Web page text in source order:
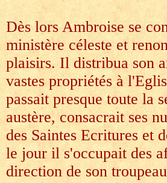
Dès lors Ambroise se
ministère céleste et
plaisirs. Il distribua son
vastes propriétés à
passait presque toute la
austère, consacrait ses
des Saintes Ecritures et
le jour il s'occupait des
direction de son